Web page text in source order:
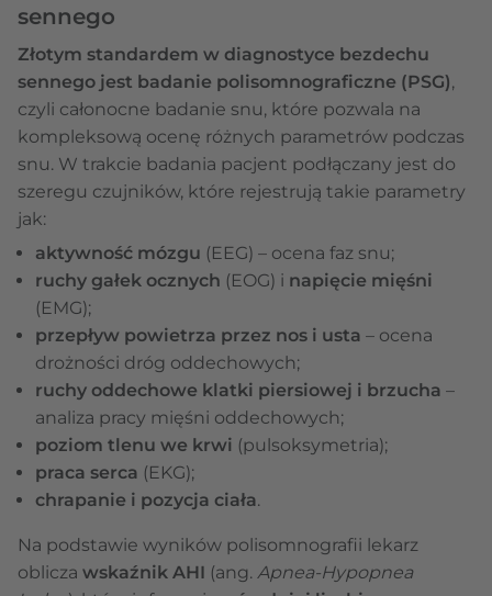
sennego
Złotym standardem w diagnostyce bezdechu
sennego jest badanie polisomnograficzne (PSG),
czyli całonocne badanie snu, które pozwala na
kompleksową ocenę różnych parametrów podczas
snu. W trakcie badania pacjent podłączany jest do
szeregu czujników, które rejestrują takie parametry
jak:
aktywność mózgu (EEG) – ocena faz snu;
ruchy gałek ocznych (EOG) i napięcie mięśni
(EMG);
przepływ powietrza przez nos i usta – ocena
drożności dróg oddechowych;
ruchy oddechowe klatki piersiowej i brzucha –
analiza pracy mięśni oddechowych;
poziom tlenu we krwi (pulsoksymetria);
praca serca (EKG);
chrapanie i pozycja ciała.
Na podstawie wyników polisomnografii lekarz
oblicza wskaźnik AHI (ang. Apnea-Hypopnea